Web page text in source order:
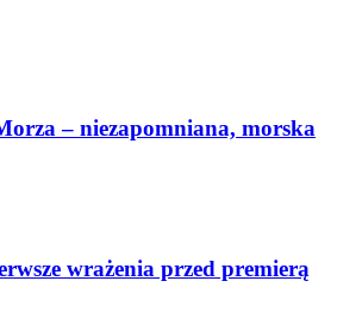
– niezapomniana, morska
wrażenia przed premierą